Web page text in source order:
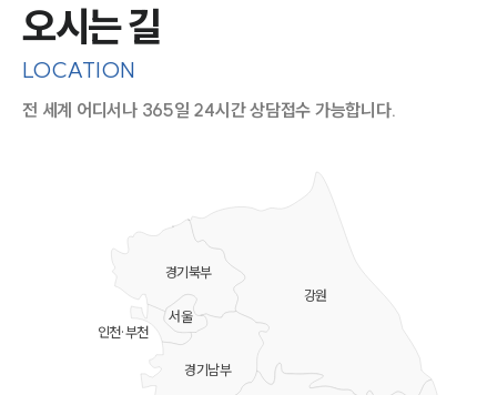
오시는 길
LOCATION
전 세계 어디서나 365일 24시간 상담접수 가능합니다.
강원
경기북부
경기남부
서울
인천·부천